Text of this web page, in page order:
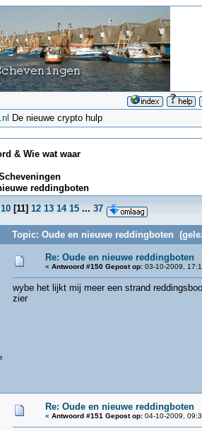
De nieuwe crypto hulp
& Wie wat waar
reddingboten
10 [11] 12 13 14 15 ... 37
Topic: Oude en nieuwe reddingboten
Re: Oude en nieuwe reddingboten
« Antwoord #150 Gepost op: 03-10-2009,
wybe het lijkt mij meer een strand
zier
Re: Oude en nieuwe reddingboten
« Antwoord #151 Gepost op: 04-10-2009,